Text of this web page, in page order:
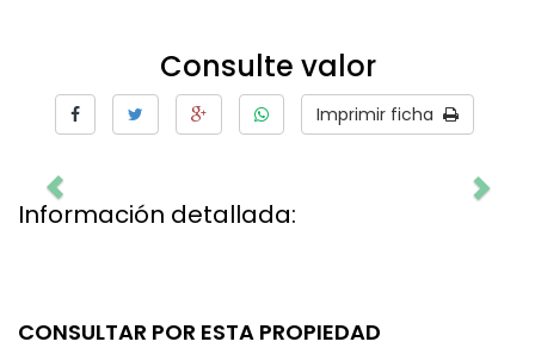
Consulte valor
Imprimir ficha
Información detallada:
CONSULTAR POR ESTA PROPIEDAD